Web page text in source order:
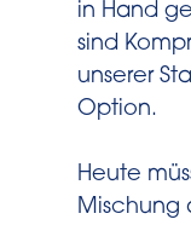
in Hand
sind
unserer
Option.
Heute
Mischung